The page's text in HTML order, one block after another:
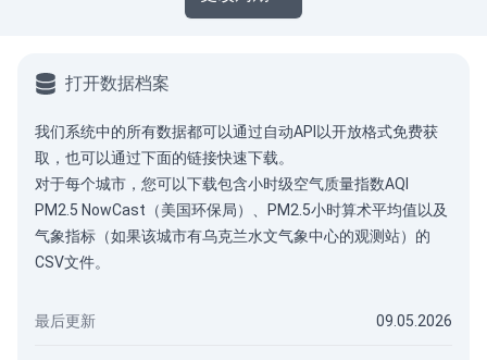
打开数据档案
我们系统中的所有数据都可以通过自动API 以开放格式免费获
取，也可以通过下面的链接快速下载。
对于每个城市，您可以下载包含小时级空气质量指数AQI
PM2.5 NowCast（美国环保局）、PM2.5小时算术平均值以及
气象指标（如果该城市有乌克兰水文气象中心的观测站）的
CSV文件。
最后更新 09.05.2026